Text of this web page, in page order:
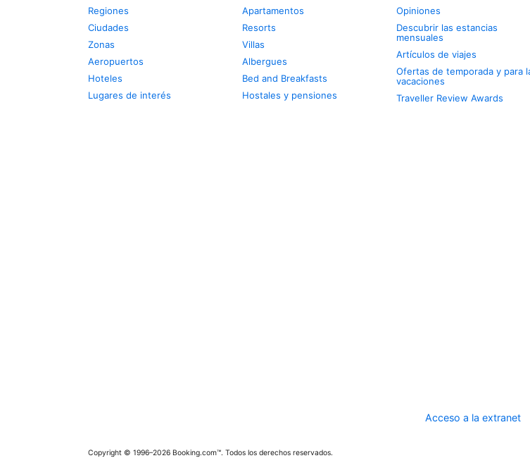
Regiones
Ciudades
Zonas
Aeropuertos
Hoteles
Lugares de interés
Apartamentos
Resorts
Villas
Albergues
Bed and Breakfasts
Hostales y pensiones
Opiniones
Descubrir las estancias
mensuales
Artículos de viajes
Ofertas de temporada y para
vacaciones
Traveller Review Awards
Acceso a la extranet
Copyright © 1996–2026 Booking.com™. Todos los derechos reservados.